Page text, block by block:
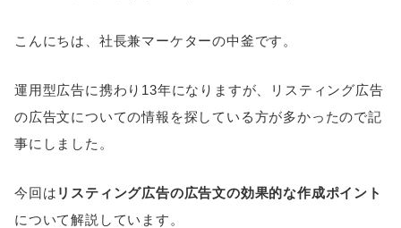
こんにちは、社長兼マーケターの中釜です。
運用型広告に携わり13年になりますが、リスティング広告
の広告文についての情報を探している方が多かったので記
事にしました。
今回は リスティング広告の広告文の効果的な作成ポイント
について解説しています。